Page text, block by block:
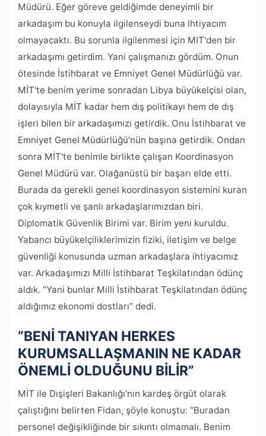
Müdürü. Eğer göreve geldiğimde deneyimli bir
arkadaşım bu konuyla ilgilenseydi buna ihtiyacım
olmayacaktı. Bu sorunla ilgilenmesi için MIT'den bir
arkadaşımı getirdim. Yani çalışmanızı gördüm. Onun
ötesinde İstihbarat ve Emniyet Genel Müdürlüğü var.
MİT'te benim yerime sonradan Libya büyükelçisi olan,
dolayısıyla MİT kadar hem dış politikayı hem de dış
işleri bilen bir arkadaşımızı getirdik. Onu İstihbarat ve
Emniyet Genel Müdürlüğü'nün başına getirdik. Ondan
sonra MİT'te benimle birlikte çalışan Koordinasyon
Genel Müdürü var. Olağanüstü bir başarı elde etti.
Burada da gerekli genel koordinasyon sistemini kuran
çok kıymetli ve şanlı arkadaşlarımızdan biri.
Diplomatik Güvenlik Birimi var. Birim yeni kuruldu.
Yabancı büyükelçiliklerimizin fiziki, iletişim ve belge
güvenliği konusunda uzman arkadaşlara ihtiyacımız
var. Arkadaşımızı Milli İstihbarat Teşkilatından ödünç
aldık. “Yani bunlar Milli İstihbarat Teşkilatından ödünç
aldığımız ekonomi dostları” dedi.
“BENİ TANIYAN HERKES
KURUMSALLAŞMANIN NE KADAR
ÖNEMLİ OLDUĞUNU BİLİR”
MİT ile Dışişleri Bakanlığı'nın kardeş örgüt olarak
çalıştığını belirten Fidan, şöyle konuştu: “Buradan
personel değişikliğinde bir sıkıntı olmamalı. Benim